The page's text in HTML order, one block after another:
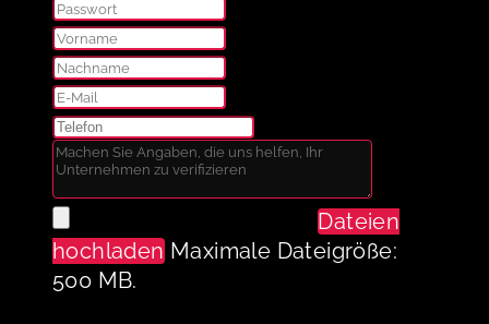
Dateien
hochladen Maximale Dateigröße:
500 MB.